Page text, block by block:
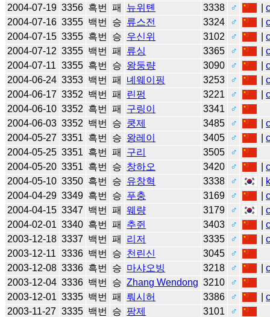
2004-07-19 3356 흑번 패 뉴위톈 3338 ♂ |
2004-07-16 3355 백번 승 류스전 3324 ♂ |
2004-07-15 3355 흑번 승 우신위 3102 ♂ |
2004-07-12 3355 백번 패 류싱 3365 ♂ |
2004-07-11 3355 흑번 승 왕둥량 3090 ♂ |
2004-06-24 3353 백번 패 녜웨이핑 3253 ♂ |
2004-06-17 3352 백번 패 린펑 3221 ♂ |
2004-06-10 3352 흑번 패 구링이 3341
♂
2004-06-03 3352 백번 승 쿵제 3485 ♂ |
2004-05-27 3351 흑번 승 왕레이 3405 ♂ |
2004-05-25 3351 흑번 패 구리 3505
♂
2004-05-20 3351 흑번 승 창하오 3420 ♂ |
2004-05-10 3350 흑번 승 유창혁 3338 ♂
2004-04-29 3349 흑번 승 푸충 3169 ♂ |
2004-04-15 3347 백번 패 웨량 3179 ♂ |
2004-02-01 3340 흑번 패 추쥔 3403 ♂ |
2003-12-18 3337 백번 패 리저 3335 ♂ |
2003-12-11 3336 백번 승 천린신 3045
♂
2003-12-08 3336 흑번 승 마샤오빙 3218 ♂ |
2003-12-04 3336 백번 승 Zhang Wendong 3210
♂
2003-12-01 3335 백번 패 뤄시허 3386 ♂ |
2003-11-27 3335 백번 승 팡제 3101
♂